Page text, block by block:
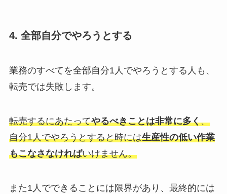
4. 全部自分でやろうとする
業務のすべてを全部自分1人でやろうとする人も、
転売では失敗します。
転売するにあたってやるべきことは非常に多く、
自分1人でやろうとすると時には生産性の低い作業
もこなさなければいけません。
また1人でできることには限界があり、最終的には